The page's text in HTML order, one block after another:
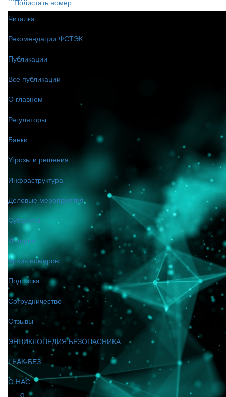
Читалка
Рекомендации ФСТЭК
Публикации
Все публикации
О главном
Регуляторы
Банки
Угрозы и решения
Инфраструктура
Деловые мероприятия
Субъекты
История
Архив номеров
Подписка
Сотрудничество
Отзывы
ЭНЦИКЛОПЕДИЯ БЕЗОПАСНИКА
LEAK-БЕЗ
О НАС